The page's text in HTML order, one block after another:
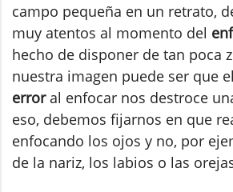
campo pequeña en un retrato,
muy atentos al momento del
hecho de disponer de tan poca
nuestra imagen puede ser que
erroral enfocar nos destroce
eso, debemos fijarnos en que
enfocando los ojos y no, por
de la nariz, los labios o las